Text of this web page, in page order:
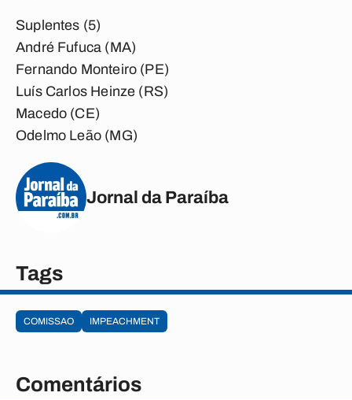
Suplentes (5)
André Fufuca (MA)
Fernando Monteiro (PE)
Luís Carlos Heinze (RS)
Macedo (CE)
Odelmo Leão (MG)
Jornal da Paraíba
Tags
COMISSAO IMPEACHMENT
Comentários